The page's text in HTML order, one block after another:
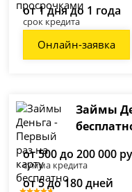
от 1 дня до 1 года
срок кредита
Онлайн-заявка
Займы
от 500 до 200 000
сумма кредита
от 5 до 180 дней